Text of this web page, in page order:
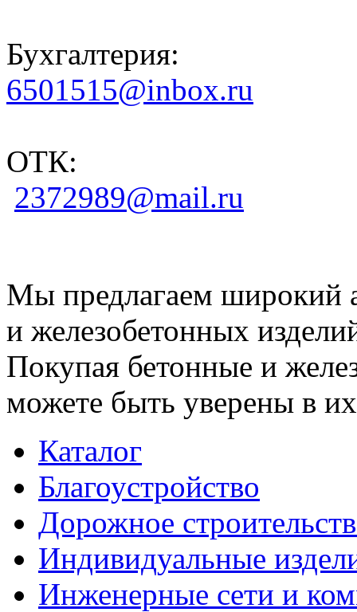
Бухгалтерия:
6501515@inbox.ru
ОТК:
2372989@mail.ru
Мы предлагаем широкий
и железобетонных
Покупая бетонные и
можете быть уверены в их
Каталог
Благоустройство
Дорожное
Индивидуальные
Инженерные сети и